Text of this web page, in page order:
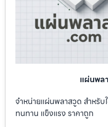
แผ่นพล
จำหน่ายแผ่นพลาสวูด สำหรับ
ทนทาน แข็งแรง ราคาถูก